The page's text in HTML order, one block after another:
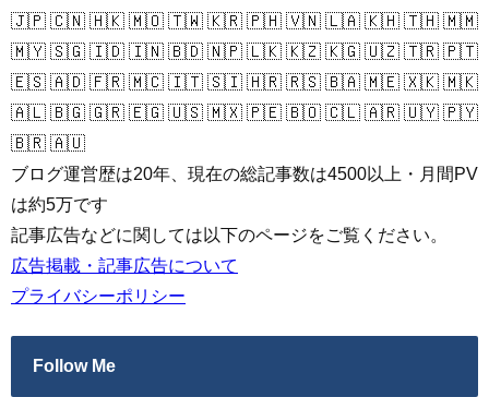
🇯🇵 🇨🇳 🇭🇰 🇲🇴 🇹🇼 🇰🇷 🇵🇭 🇻🇳 🇱🇦 🇰🇭 🇹🇭 🇲🇲
🇲🇾 🇸🇬 🇮🇩 🇮🇳 🇧🇩 🇳🇵 🇱🇰 🇰🇿 🇰🇬 🇺🇿 🇹🇷 🇵🇹
🇪🇸 🇦🇩 🇫🇷 🇲🇨 🇮🇹 🇸🇮 🇭🇷 🇷🇸 🇧🇦 🇲🇪 🇽🇰 🇲🇰
🇦🇱 🇧🇬 🇬🇷 🇪🇬 🇺🇸 🇲🇽 🇵🇪 🇧🇴 🇨🇱 🇦🇷 🇺🇾 🇵🇾
🇧🇷 🇦🇺
ブログ運営歴は20年、現在の総記事数は4500以上・月間PV
は約5万です
記事広告などに関しては以下のページをご覧ください。
広告掲載・記事広告について
プライバシーポリシー
Follow Me